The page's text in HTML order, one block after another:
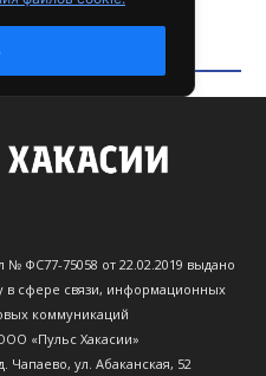
№ ФС77-75058 от 22.02.2019 выдано
в сфере связи, информационных
коммуникаций
«Пульс Хакасии»
Чапаево, ул. Абаканская, 52